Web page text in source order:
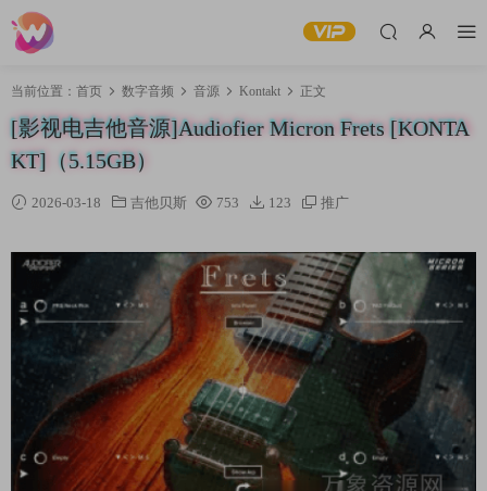
当前位置： 首页 数字音频 音源 Kontakt 正文
[影视电吉他音源]Audiofier Micron Frets [KONTA
KT]（5.15GB）
2026-03-18 吉他贝斯 753 123 推广